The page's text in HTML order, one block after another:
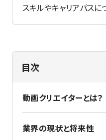
こちら
スキルやキャリアパスに
目次
動画クリエイターとは？
業界の現状と将来性